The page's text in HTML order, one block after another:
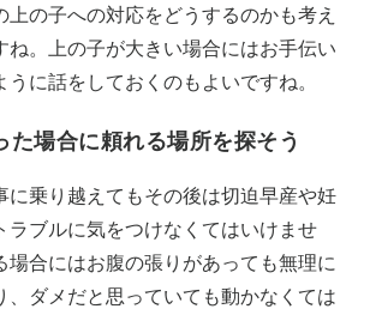
上の子への対応をどうするのかも考え
ね。上の子が大きい場合にはお手伝い
うに話をしておくのもよいですね。
た場合に頼れる場所を探そう
に乗り越えてもその後は切迫早産や妊
ラブルに気をつけなくてはいけませ
場合にはお腹の張りがあっても無理に
、ダメだと思っていても動かなくては